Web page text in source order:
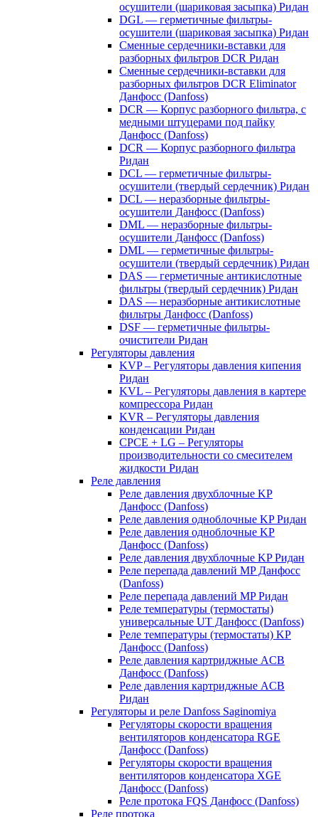
осушители (шариковая засыпка) Ридан
DGL — герметичные фильтры-
осушители (шариковая засыпка) Ридан
Сменные сердечники-вставки для
разборных фильтров DCR Ридан
Сменные сердечники-вставки для
разборных фильтров DCR Eliminator
Данфосс (Danfoss)
DCR — Корпус разборного фильтра, с
медными штуцерами под пайку
Данфосс (Danfoss)
DCR — Корпус разборного фильтра
Ридан
DCL — герметичные фильтры-
осушители (твердый сердечник) Ридан
DCL — неразборные фильтры-
осушители Данфосс (Danfoss)
DML — неразборные фильтры-
осушители Данфосс (Danfoss)
DML — герметичные фильтры-
осушители (твердый сердечник) Ридан
DAS — герметичные антикислотные
фильтры (твердый сердечник) Ридан
DAS — неразборные антикислотные
фильтры Данфосс (Danfoss)
DSF — герметичные фильтры-
очистители Ридан
Регуляторы давления
KVP – Регуляторы давления кипения
Ридан
KVL – Регуляторы давления в картере
компрессора Ридан
KVR – Регуляторы давления
конденсации Ридан
CPCE + LG – Регуляторы
производительности со смесителем
жидкости Ридан
Реле давления
Реле давления двухблочные KP
Данфосс (Danfoss)
Реле давления одноблочные KP Ридан
Реле давления одноблочные KP
Данфосс (Danfoss)
Реле давления двухблочные KP Ридан
Реле перепада давлений MP Данфосс
(Danfoss)
Реле перепада давлений MP Ридан
Реле температуры (термостаты)
универсальные UT Данфосс (Danfoss)
Реле температуры (термостаты) KP
Данфосс (Danfoss)
Реле давления картриджные ACB
Данфосс (Danfoss)
Реле давления картриджные ACB
Ридан
Регуляторы и реле Danfoss Saginomiya
Регуляторы скорости вращения
вентиляторов конденсатора RGE
Данфосс (Danfoss)
Регуляторы скорости вращения
вентиляторов конденсатора XGE
Данфосс (Danfoss)
Реле протока FQS Данфосс (Danfoss)
Реле протока